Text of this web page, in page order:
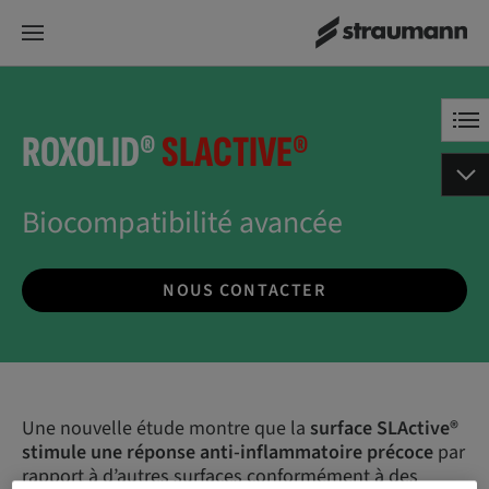
ROXOLID®SLACTIVE®
Biocompatibilité avancée
NOUS CONTACTER
Une nouvelle étude montre que la surface SLActive®
stimule une réponse anti-inflammatoire précoce par
rapport à d’autres surfaces conformément à des